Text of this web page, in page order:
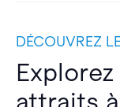
DÉCOUVREZ